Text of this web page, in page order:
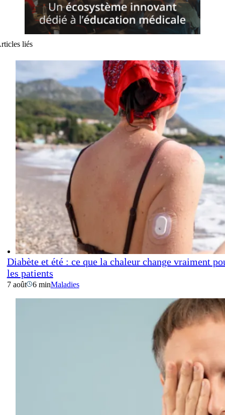
liés
Diabète et été : ce que la chaleur change vraiment
les patients
7 août 6 minMaladies